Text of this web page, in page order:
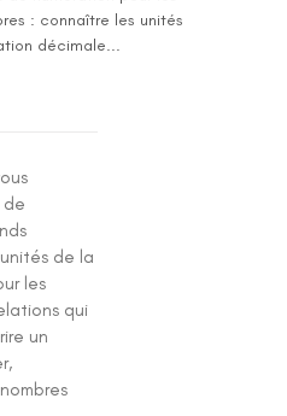
: connaître les unités
décimale...
de
de la
les
qui
un